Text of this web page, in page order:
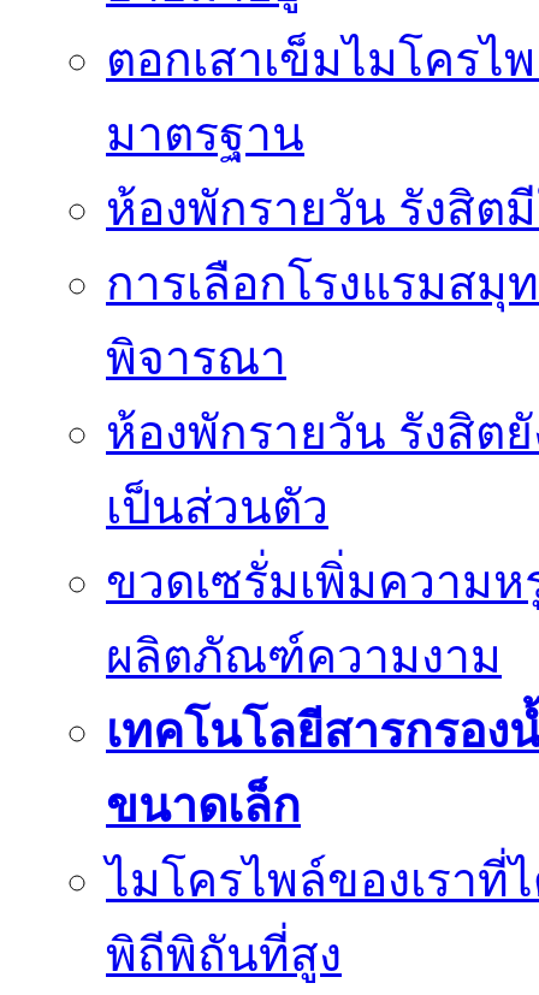
ตอกเสาเข็มไมโคร
มาตรฐาน
ห้องพักรายวัน รังสิต
การเลือกโรงแรมสมุ
พิจารณา
ห้องพักรายวัน รังสิต
เป็นส่วนตัว
ขวดเซรั่มเพิ่มความ
ผลิตภัณฑ์ความงาม
เทคโนโลยีสารกรอ
ขนาดเล็ก
ไมโครไพล์ของเรา
พิถีพิถันที่สูง